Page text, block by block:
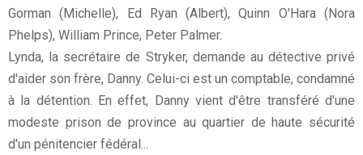
Gorman (Michelle), Ed Ryan (Albert), Quinn O'Hara (Nora
Phelps), William Prince, Peter Palmer.
Lynda, la secrétaire de Stryker, demande au détective privé
d'aider son frère, Danny. Celui-ci est un comptable, condamné
à la détention. En effet, Danny vient d'être transféré d'une
modeste prison de province au quartier de haute sécurité
d'un pénitencier fédéral...